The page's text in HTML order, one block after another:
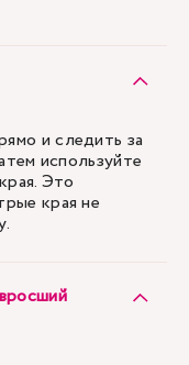
и следить за
используйте
Это
края не